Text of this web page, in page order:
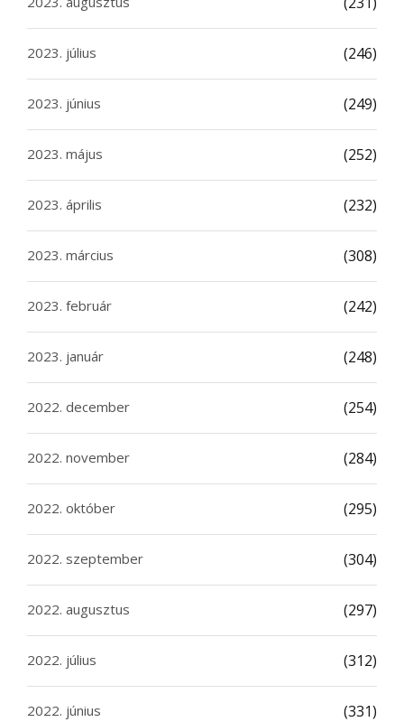
2023. július (246)
2023. június (249)
2023. május (252)
2023. április (232)
2023. március (308)
2023. február (242)
2023. január (248)
2022. december (254)
2022. november (284)
2022. október (295)
2022. szeptember (304)
2022. augusztus (297)
2022. július (312)
2022. június (331)